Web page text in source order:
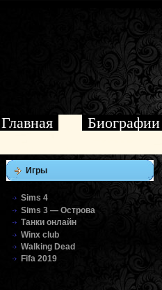
Главная Биографии
Игры
Sims 4
Sims 3 — Острова
Танки онлайн
Winx club
Walking Dead
Fifa 2019